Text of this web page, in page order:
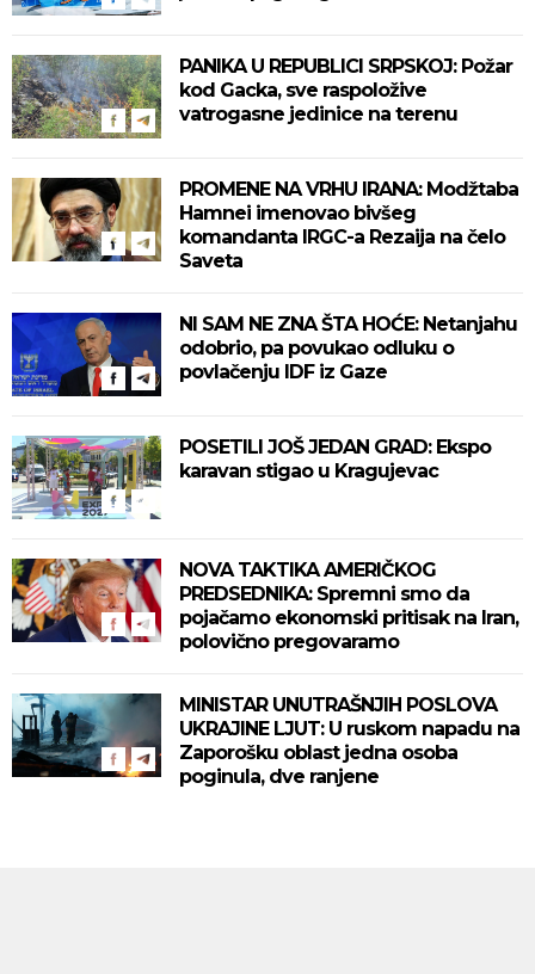
PANIKA U REPUBLICI SRPSKOJ: Požar
kod Gacka, sve raspoložive
vatrogasne jedinice na terenu
PROMENE NA VRHU IRANA: Modžtaba
Hamnei imenovao bivšeg
komandanta IRGC-a Rezaija na čelo
Saveta
NI SAM NE ZNA ŠTA HOĆE: Netanjahu
odobrio, pa povukao odluku o
povlačenju IDF iz Gaze
POSETILI JOŠ JEDAN GRAD: Ekspo
karavan stigao u Kragujevac
NOVA TAKTIKA AMERIČKOG
PREDSEDNIKA: Spremni smo da
pojačamo ekonomski pritisak na Iran,
polovično pregovaramo
MINISTAR UNUTRAŠNJIH POSLOVA
UKRAJINE LJUT: U ruskom napadu na
Zaporošku oblast jedna osoba
poginula, dve ranjene